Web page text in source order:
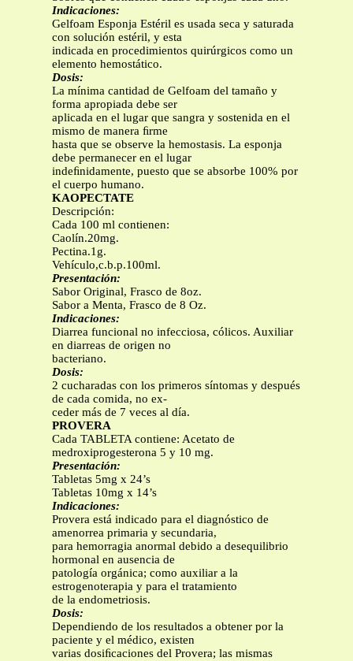
Indicaciones:
Gelfoam Esponja Estéril es usada seca y saturada
con solución estéril, y esta
indicada en procedimientos quirúrgicos como un
elemento hemostático.
Dosis:
La mínima cantidad de Gelfoam del tamaño y
forma apropiada debe ser
aplicada en el lugar que sangra y sostenida en el
mismo de manera ﬁrme
hasta que se observe la hemostasis. La esponja
debe permanecer en el lugar
indeﬁnidamente, puesto que se absorbe 100% por
el cuerpo humano.
KAOPECTATE
Descripción:
Cada 100 ml contienen:
Caolín.20mg.
Pectina.1g.
Vehículo,c.b.p.100ml.
Presentación:
Sabor Original, Frasco de 8oz.
Sabor a Menta, Frasco de 8 Oz.
Indicaciones:
Diarrea funcional no infecciosa, cólicos. Auxiliar
en diarreas de origen no
bacteriano.
Dosis:
2 cucharadas con los primeros síntomas y después
de cada comida, no ex-
ceder más de 7 veces al día.
PROVERA
Cada TABLETA contiene: Acetato de
medroxiprogesterona 5 y 10 mg.
Presentación:
Tabletas 5mg x 24’s
Tabletas 10mg x 14’s
Indicaciones:
Provera está indicado para el diagnóstico de
amenorrea primaria y secundaria,
para hemorragia anormal debido a desequilibrio
hormonal en ausencia de
patología orgánica; como auxiliar a la
estrogenoterapia y para el tratamiento
de la endometriosis.
Dosis:
Dependiendo de los resultados a obtener por la
paciente y el médico, existen
varias dosiﬁcaciones del Provera; las mismas